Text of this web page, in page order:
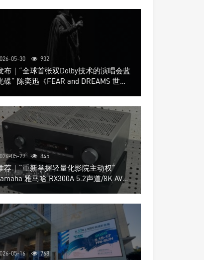
05-30 932
布｜“全球首张双Dolby技术的演唱会蓝
碟” 陈奕迅《FEAR and DREAMS 世界
05-29 845
荐｜“重新掌握轻量化影院主动权”
雅马哈 RX300A 5.2声道/8K AV放
器
05-16 768